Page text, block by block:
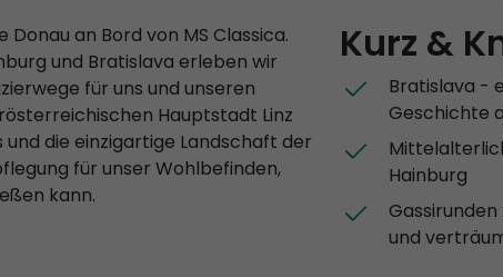
an Bord von MS Classica.
und Bratislava erleben wir
für uns und unseren
Hauptstadt Linz
die einzigartige Landschaft der
für unser Wohlbefinden,
kann.
Kurz &
Bratislava -
Geschichte
Hainburg
und